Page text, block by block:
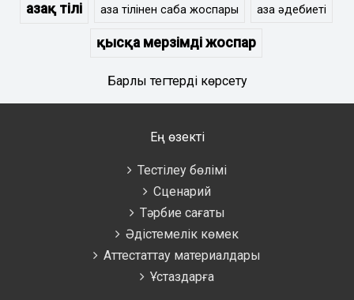
Қазақ тілі қазақ тілінен сабақ жоспары қазақ әдебиеті
қысқа мерзімді жоспар
Барлық тегтерді көрсету
Ең өзекті
Тестілеу бөлімі
Сценарий
Тәрбие сағаты
Әдістемелік көмек
Аттестаттау материалдары
Ұстаздарға